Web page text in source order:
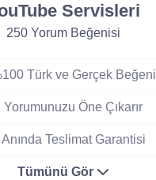
Servisleri
250 Yorum Beğenisi
Türk ve Gerçek Beğeni
Yorumunuzu Öne Çıkarır
Anında Teslimat Garantisi
Tümünü Gör